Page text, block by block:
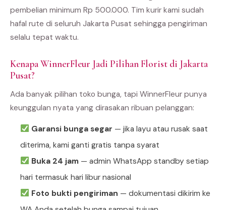
pembelian minimum Rp 500.000. Tim kurir kami sudah
hafal rute di seluruh Jakarta Pusat sehingga pengiriman
selalu tepat waktu.
Kenapa WinnerFleur Jadi Pilihan Florist di Jakarta
Pusat?
Ada banyak pilihan toko bunga, tapi WinnerFleur punya
keunggulan nyata yang dirasakan ribuan pelanggan:
Garansi bunga segar — jika layu atau rusak saat
diterima, kami ganti gratis tanpa syarat
Buka 24 jam— admin WhatsApp standby setiap
hari termasuk hari libur nasional
Foto bukti pengiriman — dokumentasi dikirim ke